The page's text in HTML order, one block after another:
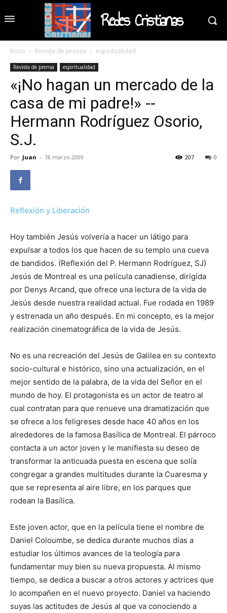
Redes Cristianas
Inicio Revista de prensa espiritualidad
Revista de prensa espiritualidad
«¡No hagan un mercado de la
casa de mi padre!» --
Hermann Rodríguez Osorio,
S.J.
Por Juan - 18 marzo 2009 0
207
Reflexión y Liberación
Hoy también Jesús volvería a hacer un látigo para
expulsar a todos los que hacen de su templo una cueva
de bandidos. (Reflexión del P. Hermann Rodríguez, SJ)
Jesús de Montreal es una película canadiense, dirigida
por Denys Arcand, que ofrece una lectura de la vida de
Jesús desde nuestra realidad actual. Fue rodada en 1989
y estrenada un año después. En mi concepto, es la mejor
realización cinematográfica de la vida de Jesús.
No es una recreación del Jesús de Galilea en su contexto
socio-cultural e histórico, sino una actualización, en el
mejor sentido de la palabra, de la vida del Señor en el
mundo de hoy. El protagonista es un actor de teatro al
cual contratan para que renueve una dramatización que
se ofrece a los feligreses desde hace 40 años en los
alrededores de la famosa Basílica de Montreal. El párroco
contacta a un actor joven y le manifiesta su deseo de
transformar la anticuada puesta en escena que solía
congregar a grandes multitudes durante la Cuaresma y
que se representa al aire libre, en los parques que
rodean la Basílica.
Este joven actor, que en la película tiene el nombre de
Daniel Coloumbe, se dedica durante muchos días a
estudiar los últimos avances de la teología para
fundamentar muy bien su nueva propuesta. Al mismo
tiempo, se dedica a buscar a otros actores y actrices que
lo acompañen en el nuevo proyecto. Daniel va haciendo
suyas las actitudes de Jesús al que va conociendo a